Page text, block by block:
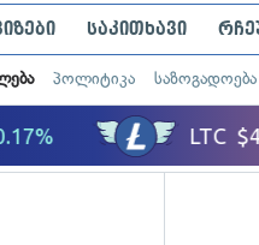
საკითხავი
პოლიტიკა საზოგადოება